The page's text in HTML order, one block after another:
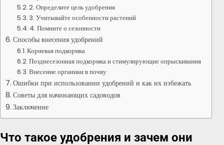
2. Определите цель удобрения
3. Учитывайте особенности растений
4. Помните о сезонности
Способы внесения удобрений
Корневая подкормка
Позднесезонная подкормка и стимулирующие опрыскивания
Внесение органики в почву
Ошибки при использовании удобрений и как их избежать
Советы для начинающих садоводов
Заключение
Что такое удобрения и зачем они